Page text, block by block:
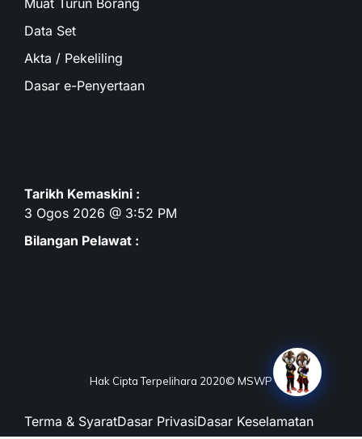
Muat Turun Borang
Data Set
Akta / Pekeliling
Dasar e-Penyertaan
Tarikh Kemaskini :
3 Ogos 2026 @ 3:52 PM
Bilangan Pelawat :
Hak Cipta Terpelihara 2020© MSWP
Terma & SyaratDasar PrivasiDasar Keselamatan